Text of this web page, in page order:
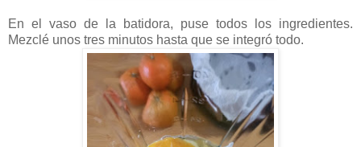
En el vaso de la batidora, puse todos los ingredientes.
Mezclé unos tres minutos hasta que se integró todo.